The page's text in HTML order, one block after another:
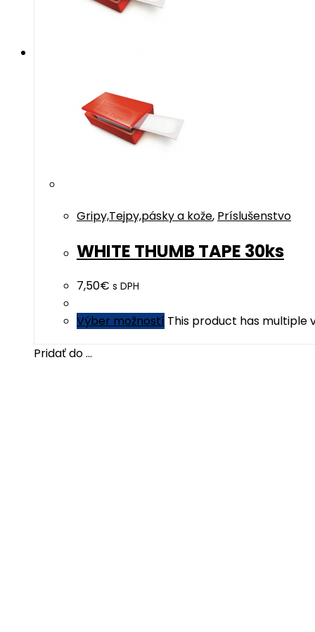
Gripy,Tejpy,pásky a kože, Príslušenstvo
WHITE THUMB TAPE 30ks
7,50€ s DPH
Výber možností This product has multiple
Pridať do ...